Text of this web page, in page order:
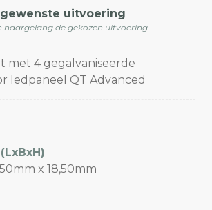
uitvoering
naargelang de gekozen uitvoering
met 4 gegalvaniseerde
ledpaneel QT Advanced
x 18,50mm